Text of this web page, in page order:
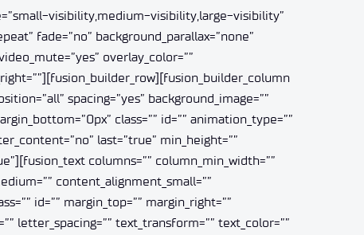
visibility,medium-visibility,large-visibility”
fade=”no” background_parallax=”none”
overlay_color=””
spacing=”yes” background_image=””
class=”” id=”” animation_type=””
last=”true” min_height=””
columns=”” column_min_width=””
content_alignment_small=””
id=”” margin_top=”” margin_right=””
letter_spacing=”” text_transform=”” text_color=””